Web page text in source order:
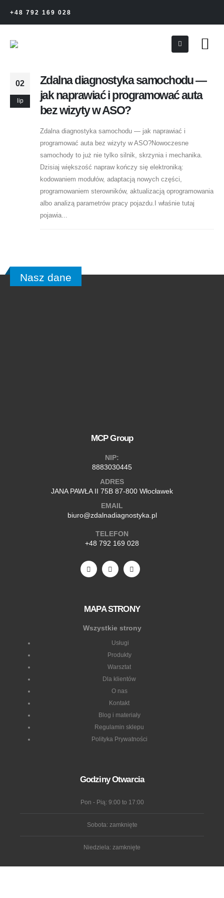
+48 792 169 028
02
lip
Zdalna diagnostyka samochodu —
jak naprawiać i programować auta
bez wizyty w ASO?
Zdalna diagnostyka samochodu — jak naprawiać i
programować auta bez wizyty w ASO?Nowoczesne
samochody to już nie tylko silnik, skrzynia i mechanika.
Dzisiaj większość napraw kończy się elektroniką:
kodowaniem modułów, adaptacją nowych części,
programowaniem sterowników, aktualizacją oprogramowania
albo analizą parametrów pracy pojazdu.I właśnie tutaj
pojawia...
Nasz dane
MCP Group
NIP:
8883030445
ADRES
JANA PAWŁA II 75B 87-800 Włocławek
EMAIL
biuro@zdalnadiagnostyka.pl
TELEFON
+48 792 169 028
MAPA STRONY
Wszystkie strony
Usługi
Produkty
Warsztat
Dla klientów
O nas
Kontakt
Blog i materiały
Regulamin sklepu
Polityka Prywatności
Godziny Otwarcia
Pon - Pią: 9:00 to 17:00
Sobota: zamknięte
Niedziela: zamknięte